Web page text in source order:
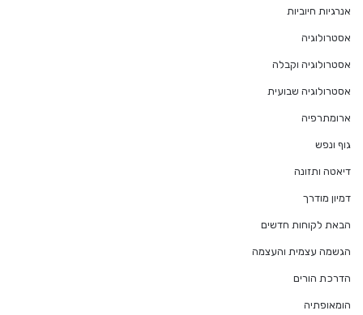
אנרגיות חיוביות
אסטרולוגיה
אסטרולוגיה וקבלה
אסטרולוגיה שבועית
ארומתרפיה
גוף ונפש
דיאטה ותזונה
דמיון מודרך
הבאת לקוחות חדשים
הגשמה עצמית והעצמה
הדרכת הורים
הומאופתיה